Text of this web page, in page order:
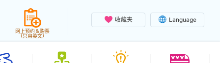
收藏夹 Language
网上预约＆购票
（只用英文）